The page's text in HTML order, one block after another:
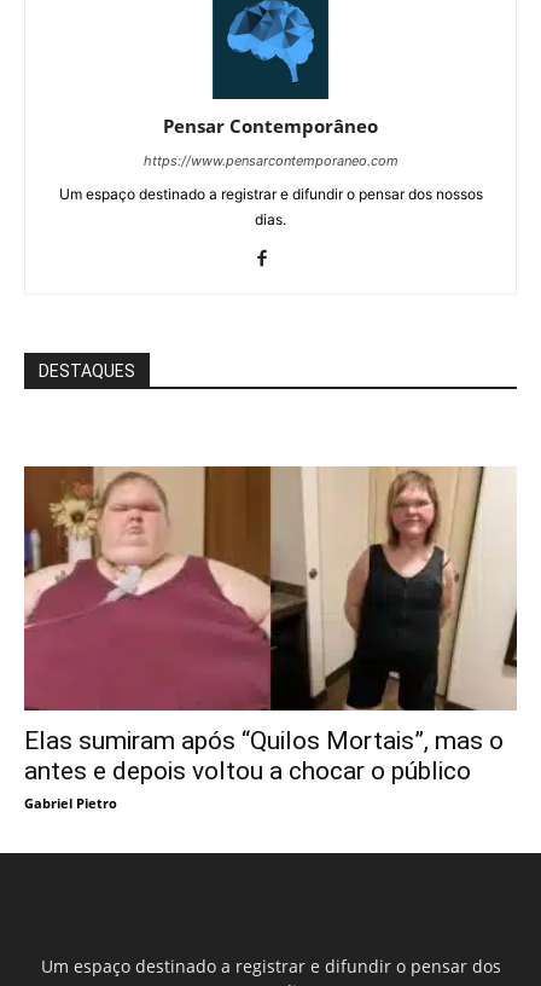
Pensar Contemporâneo
https://www.pensarcontemporaneo.com
Um espaço destinado a registrar e difundir o pensar dos nossos
dias.
DESTAQUES
Elas sumiram após “Quilos Mortais”, mas o
antes e depois voltou a chocar o público
Gabriel Pietro
Um espaço destinado a registrar e difundir o pensar dos